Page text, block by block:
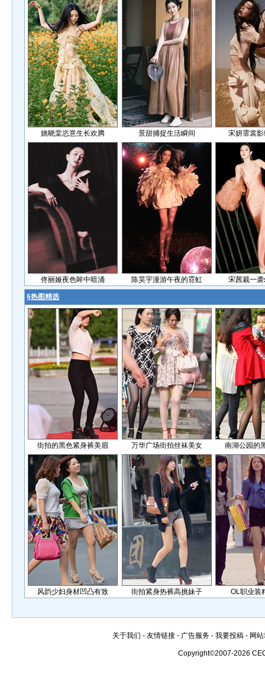
姚晓棠恣意生长欢腾 景甜捕捉生活瞬间 宋妍霏裳
佟丽娅夜色眸中暗涌 陈昊宇漫游午夜的霓虹 宋茜裁一
§热图精选
街拍的黑色紧身裤美眉 万华广场街拍丝袜美女 南湖公园的
风韵少妇身材凹凸有致 街拍紧身热裤高挑妹子 OL职业装
关于我们 - 友情链接 - 广告服务 - 我要投稿 - 网
Copyright©2007-2026